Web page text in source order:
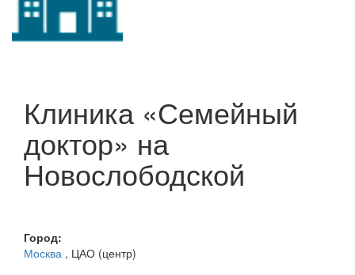
Клиника «Семейный
доктор» на
Новослободской
Город:
Москва , ЦАО (центр)